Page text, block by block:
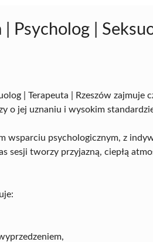
Psycholog |
| Terapeuta | Rzeszów zajmuje
o jej uznaniu i wysokim
wsparciu psychologicznym, z
sesji tworzy przyjazną, ciepłą